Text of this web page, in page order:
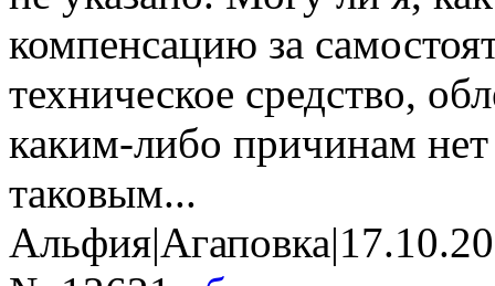
компенсацию за
техническое средство,
каким-либо причинам
таковым...
Альфия|Агаповка|